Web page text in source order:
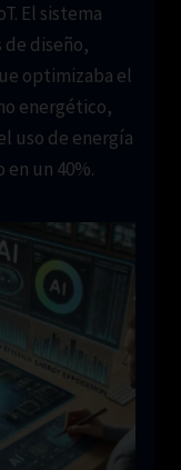
El sistema
de diseño,
optimizaba el
energético,
uso de energía
un 40%.